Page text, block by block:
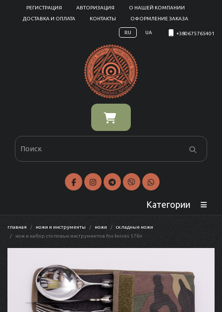
РЕГИСТРАЦИЯ АВТОРИЗАЦИЯ
О НАШЕЙ КОМПАНИИ
ДОСТАВКА И ОПЛАТА
КОНТАКТЫ ОФОРМЛЕНИЕ ЗАКАЗА
RU UA +380675765401
Категории
главная ножи и инструменты ножи
складные ножи
нож и набор столовых инструментов fox knives 576n